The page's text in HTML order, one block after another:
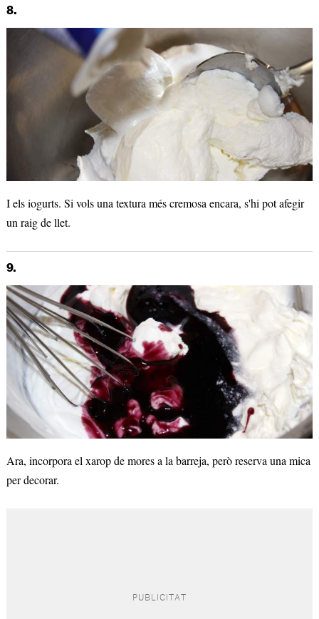
8.
I els iogurts. Si vols una textura més cremosa encara, s'hi pot afegir
un raig de llet.
9.
Ara, incorpora el xarop de mores a la barreja, però reserva una mica
per decorar.